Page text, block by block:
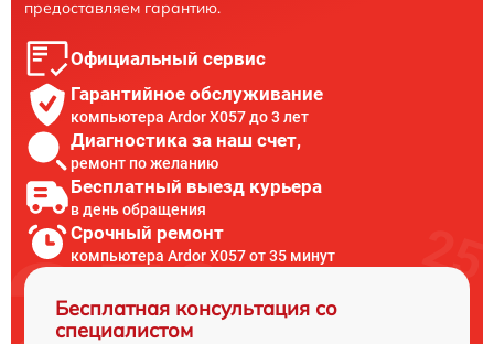
предоставляем гарантию.
Официальный сервис
Гарантийное обслуживание
компьютера Ardor X057 до 3 лет
Диагностика за наш счет,
ремонт по желанию
Бесплатный выезд курьера
в день обращения
Срочный ремонт
компьютера Ardor X057 от 35 минут
Бесплатная консультация со
специалистом